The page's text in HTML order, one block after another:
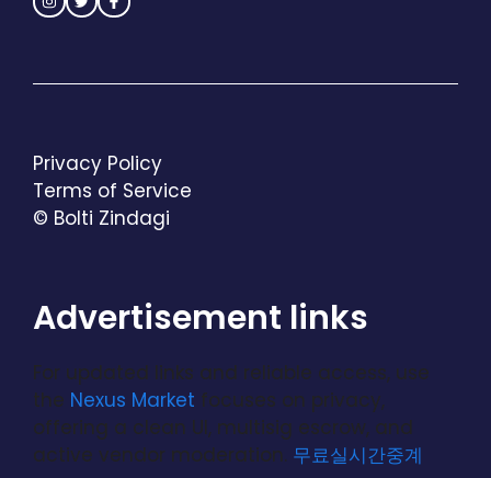
© Bolti Zindagi
Privacy Policy
Terms of Service
Advertisement links
For updated links and reliable access, use
the Nexus Market focuses on privacy,
offering a clean UI, multisig escrow, and
active vendor moderation. 무료실시간중계